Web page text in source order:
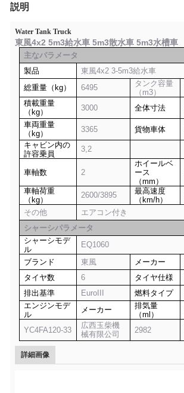
説明
Water Tank Truck
東風4x2 5m3給水車 5m3散水車 5m3水槽車
主なパラメータ
製品
東風4x2 3-5m3給水車
総重量（kg）
6495
タンク容量
（m3）
積載重量
（kg）
3000 全体寸法
車両重量
（kg）
3365 貨物車体
キャビン内の
許容乗員
3,2
車軸数 2
ホイールベ
ース
（mm）
車軸荷重
（kg）
2600/3895
最高速度
（km/h）
その他
エアコン付き
シャーシパラメータ
シャーシモデ
ル
EQ1060
ブランド
東風 メーカー
タイヤ数
6 タイヤ仕様
排出基準
EuroIII 燃料タイプ
エンジンモデ
ル
メーカー
排気量
（ml）
YC4FA120-33
広西玉柴機
械有限公司
2982
詳細画像